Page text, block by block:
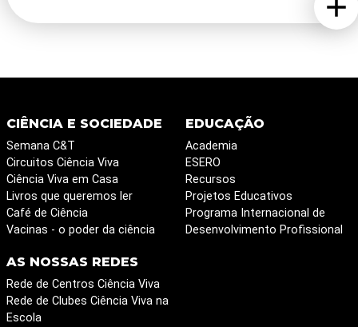
indústria, e entre outros.
aplicação IoT. Para cada participante, será
processo envolverá várias etapas: primeiro, o
desenvolvimento do hardware, que inclui o projeto
e a implementação de uma placa de circuito
impresso para a aquisição do sinal. Será feita uma
análise energética para o tipo de bateria a utilizar.
Em seguida, o dispositivo será equipado com
comunicação para rede sem fios. Posteriormente,
será utilizado um protocolo de comunicação para
Os dados serão então armazenados e, em seguida,
apresentados. Após este passo, será feita a
CIÊNCIA E SOCIEDADE
Semana C&T
Circuitos Ciência Viva
Ciência Viva em Casa
Livros que queremos ler
Café de Ciência
Vacinas - o poder da ciência
EDUCAÇÃO
Academia
ESERO
Recursos
Projetos Educativos
Programa Internacional de
Desenvolvimento Profissional
AS NOSSAS REDES
Rede de Centros Ciência Viva
Rede de Clubes Ciência Viva na
Escola